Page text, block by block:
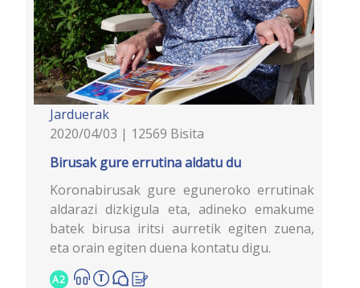
Jarduerak
2020/04/03 | 12569 Bisita
Birusak gure errutina aldatu du
Koronabirusak gure eguneroko errutinak
aldarazi dizkigula eta, adineko emakume
batek birusa iritsi aurretik egiten zuena,
eta orain egiten duena kontatu digu.
A2